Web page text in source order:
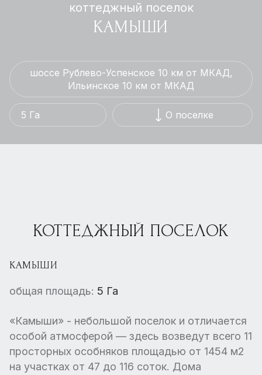
коттеджный поселок
КАМЫШИ
шоссе Рублево-Успенское 10 км от МКАД,
Ильинское 10 км от МКАД
5 Га О поселке
КОТТЕДЖНЫЙ ПОСЕЛОК
КАМЫШИ
общая площадь: 5 Га
«Камыши» - небольшой поселок и отличается
особой атмосферой — здесь возведут всего 11
просторных особняков площадью от 1454 м2
на участках от 47 до 116 соток. Дома